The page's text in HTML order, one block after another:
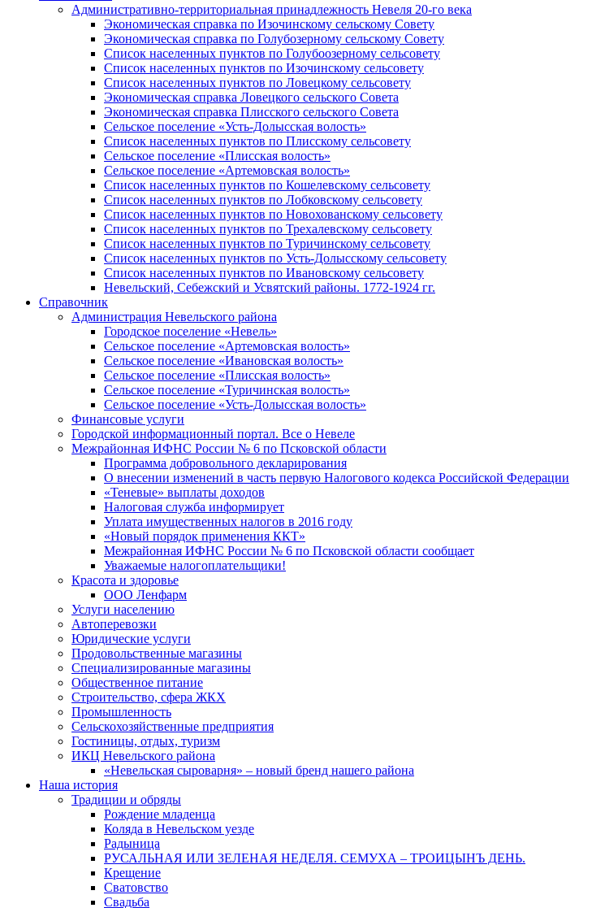
Административно-территориальная принадлежность Невеля 20-го века
Экономическая справка по Изочинскому сельскому Совету
Экономическая справка по Голубозерному сельскому Совету
Список населенных пунктов по Голубоозерному сельсовету
Список населенных пунктов по Изочинскому сельсовету
Список населенных пунктов по Ловецкому сельсовету
Экономическая справка Ловецкого сельского Совета
Экономическая справка Плисского сельского Совета
Сельское поселение «Усть-Долысская волость»
Список населенных пунктов по Плисскому сельсовету
Сельское поселение «Плисская волость»
Сельское поселение «Артемовская волость»
Список населенных пунктов по Кошелевскому сельсовету
Список населенных пунктов по Лобковскому сельсовету
Список населенных пунктов по Новохованскому сельсовету
Список населенных пунктов по Трехалевскому сельсовету
Список населенных пунктов по Туричинскому сельсовету
Список населенных пунктов по Усть-Долысскому сельсовету
Список населенных пунктов по Ивановскому сельсовету
Невельский, Себежский и Усвятский районы. 1772-1924 гг.
Справочник
Администрация Невельского района
Городское поселение «Невель»
Сельское поселение «Артемовская волость»
Сельское поселение «Ивановская волость»
Сельское поселение «Плисская волость»
Сельское поселение «Туричинская волость»
Сельское поселение «Усть-Долысская волость»
Финансовые услуги
Городской информационный портал. Все о Невеле
Межрайонная ИФНС России № 6 по Псковской области
Программа добровольного декларирования
О внесении изменений в часть первую Налогового кодекса Российской Федерации
«Теневые» выплаты доходов
Налоговая служба информирует
Уплата имущественных налогов в 2016 году
«Новый порядок применения ККТ»
Межрайонная ИФНС России № 6 по Псковской области сообщает
Уважаемые налогоплательщики!
Красота и здоровье
ООО Ленфарм
Услуги населению
Автоперевозки
Юридические услуги
Продовольственные магазины
Специализированные магазины
Общественное питание
Строительство, сфера ЖКХ
Промышленность
Сельскохозяйственные предприятия
Гостиницы, отдых, туризм
ИКЦ Невельского района
«Невельская сыроварня» – новый бренд нашего района
Наша история
Традиции и обряды
Рождение младенца
Коляда в Невельском уезде
Радыница
РУСАЛЬНАЯ ИЛИ ЗЕЛЕНАЯ НЕДЕЛЯ. СЕМУХА – ТРОИЦЫНЪ ДЕНЬ.
Крещение
Сватовство
Свадьба